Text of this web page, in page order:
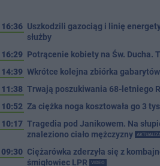
16:36 Uszkodzili gazociąg i linię
służby
16:29 Potrącenie kobiety na Św. Ducha.
14:39 Wkrótce kolejna zbiórka
11:38 Trwają poszukiwania 68-letniego
10:52 Za ciężka noga kosztowała go 3
10:17 Tragedia pod Janikowem. Na
znaleziono ciało mężczyzny
09:30 Ciężarówka zderzyła się z
śmigłowiec LPR
VIDEO